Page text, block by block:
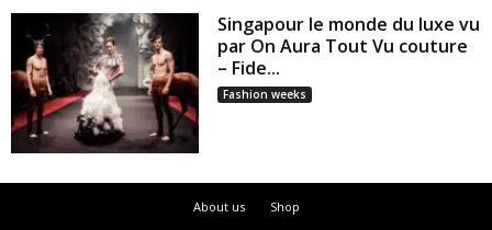
Singapour le monde du luxe vu
par On Aura Tout Vu couture
– Fide...
Fashion weeks
About us
Shop